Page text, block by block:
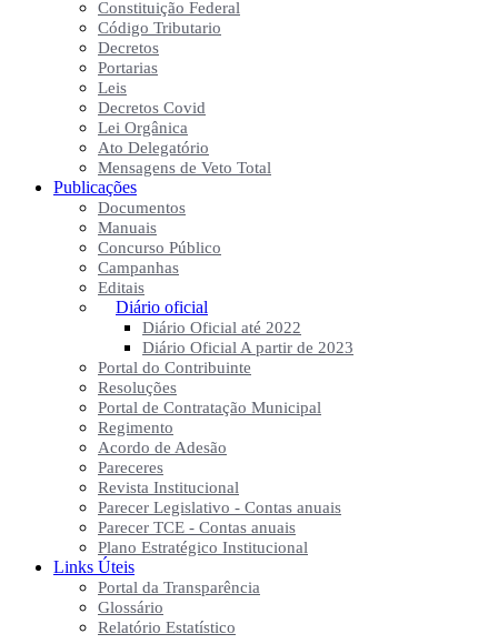
Constituição Federal
Código Tributario
Decretos
Portarias
Leis
Decretos Covid
Lei Orgânica
Ato Delegatório
Mensagens de Veto Total
Publicações
Documentos
Manuais
Concurso Público
Campanhas
Editais
Diário oficial
Diário Oficial até 2022
Diário Oficial A partir de 2023
Portal do Contribuinte
Resoluções
Portal de Contratação Municipal
Regimento
Acordo de Adesão
Pareceres
Revista Institucional
Parecer Legislativo - Contas anuais
Parecer TCE - Contas anuais
Plano Estratégico Institucional
Links Úteis
Portal da Transparência
Glossário
Relatório Estatístico